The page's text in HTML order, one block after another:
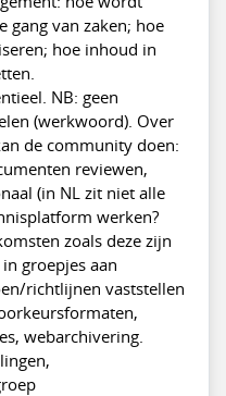
gang van zaken; hoe
hoe inhoud in
NB: geen
(werkwoord). Over
de community doen:
reviewen,
(in NL zit niet alle
werken?
zoals deze zijn
groepjes aan
richtlijnen vaststellen
webarchivering.